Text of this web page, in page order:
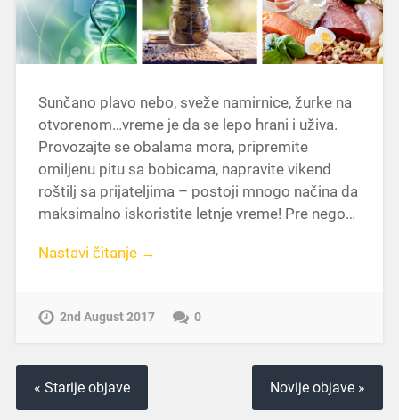
Sunčano plavo nebo, sveže namirnice, žurke na
otvorenom…vreme je da se lepo hrani i uživa.
Provozajte se obalama mora, pripremite
omiljenu pitu sa bobicama, napravite vikend
roštilj sa prijateljima – postoji mnogo načina da
maksimalno iskoristite letnje vreme! Pre nego…
Nastavi čitanje →
2nd August 2017 0
« Starije objave Novije objave »